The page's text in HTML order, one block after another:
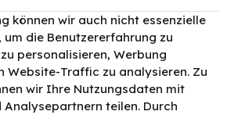
80 1080 Wien
Uhr
- 18:00
können wir auch nicht essenzielle
um die Benutzererfahrung zu
personalisieren, Werbung
Website-Traffic zu analysieren. Zu
wir Ihre Nutzungsdaten mit
Analysepartnern teilen. Durch